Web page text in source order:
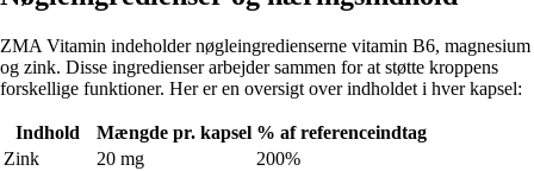
ZMA Vitamin indeholder nøgleingredienserne vitamin B6, magnesium
og zink. Disse ingredienser arbejder sammen for at støtte kroppens
forskellige funktioner. Her er en oversigt over indholdet i hver kapsel:
Indhold Mængde pr. kapsel % af referenceindtag
Zink
20 mg
200%